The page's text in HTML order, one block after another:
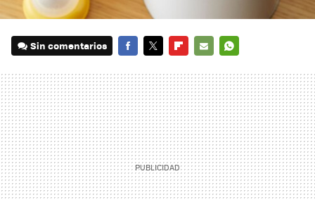
Sin comentarios
MAIL